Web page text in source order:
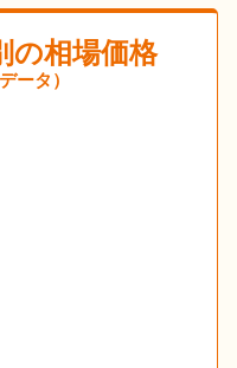
の相場価格
ータ）